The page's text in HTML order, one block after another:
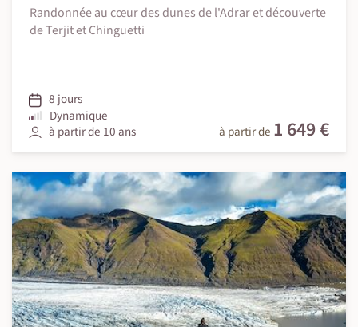
Randonnée au cœur des dunes de l'Adrar et découverte
de Terjit et Chinguetti
8 jours
Dynamique
à partir de 10 ans
à partir de 1 649 €